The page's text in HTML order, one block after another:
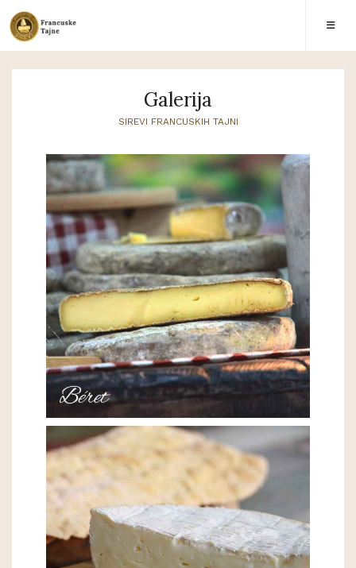
Galerija
SIREVI FRANCUSKIH TAJNI